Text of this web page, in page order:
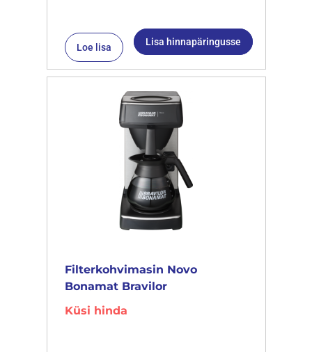
Loe lisa Lisa hinnapäringusse
Filterkohvimasin Novo
Bonamat Bravilor
Küsi hinda